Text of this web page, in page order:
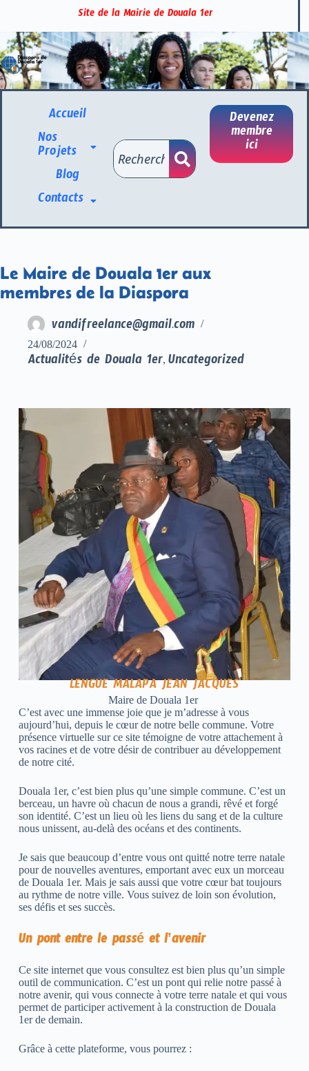
Site de la Mairie de Douala 1er
Accueil
Nos
Projets
Blog
Contacts
Devenez
membre
ici
Le Maire de Douala 1er aux
membres de la Diaspora
vandifreelance@gmail.com
24/08/2024
Actualités de Douala 1er, Uncategorized
LENGUE MALAPA JEAN JACQUES
Maire de Douala 1er
C’est avec une immense joie que je m’adresse à vous
aujourd’hui, depuis le cœur de notre belle commune. Votre
présence virtuelle sur ce site témoigne de votre attachement à
vos racines et de votre désir de contribuer au développement
de notre cité.
Douala 1er, c’est bien plus qu’une simple commune. C’est un
berceau, un havre où chacun de nous a grandi, rêvé et forgé
son identité. C’est un lieu où les liens du sang et de la culture
nous unissent, au-delà des océans et des continents.
Je sais que beaucoup d’entre vous ont quitté notre terre natale
pour de nouvelles aventures, emportant avec eux un morceau
de Douala 1er. Mais je sais aussi que votre cœur bat toujours
au rythme de notre ville. Vous suivez de loin son évolution,
ses défis et ses succès.
Un pont entre le passé et l’avenir
Ce site internet que vous consultez est bien plus qu’un simple
outil de communication. C’est un pont qui relie notre passé à
notre avenir, qui vous connecte à votre terre natale et qui vous
permet de participer activement à la construction de Douala
1er de demain.
Grâce à cette plateforme, vous pourrez :